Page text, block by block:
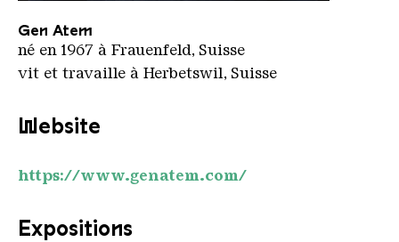
Gen Atem
né en 1967 à Frauenfeld, Suisse
vit et travaille à Herbetswil, Suisse
Website
https://www.genatem.com/
Expositions